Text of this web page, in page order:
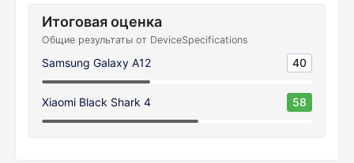
Итоговая оценка
Общие результаты от DeviceSpecifications
Samsung Galaxy A12 40
Xiaomi Black Shark 4 58